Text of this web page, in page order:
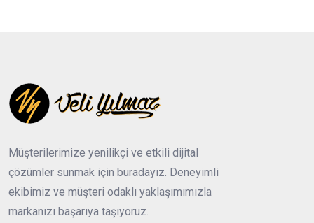
Müşterilerimize yenilikçi ve etkili dijital
çözümler sunmak için buradayız. Deneyimli
ekibimiz ve müşteri odaklı yaklaşımımızla
markanızı başarıya taşıyoruz.